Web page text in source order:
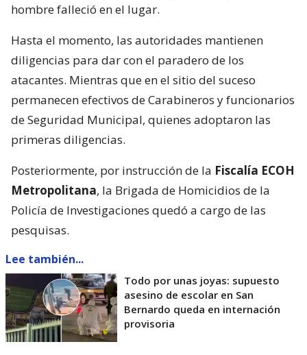
hombre falleció en el lugar.
Hasta el momento, las autoridades mantienen
diligencias para dar con el paradero de los
atacantes. Mientras que en el sitio del suceso
permanecen efectivos de Carabineros y funcionarios
de Seguridad Municipal, quienes adoptaron las
primeras diligencias.
Posteriormente, por instrucción de la Fiscalía ECOH
Metropolitana, la Brigada de Homicidios de la
Policía de Investigaciones quedó a cargo de las
pesquisas.
Lee también...
Todo por unas joyas: supuesto
asesino de escolar en San
Bernardo queda en internación
provisoria